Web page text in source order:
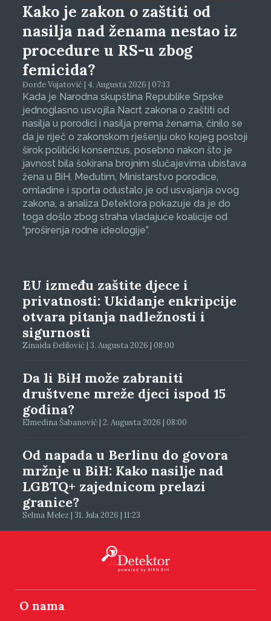
Kako je zakon o zaštiti od
nasilja nad ženama nestao iz
procedure u RS-u zbog
femicida?
Đorđe Vujatović | 4. Augusta 2026 | 07:13
Kada je Narodna skupština Republike Srpske
jednoglasno usvojila Nacrt zakona o zaštiti od
nasilja u porodici i nasilja prema ženama, činilo se
da je riječ o zakonskom rješenju oko kojeg postoji
širok politički konsenzus, posebno nakon što je
javnost bila šokirana brojnim slučajevima ubistava
žena u BiH. Međutim, Ministarstvo porodice,
omladine i sporta odustalo je od usvajanja ovog
zakona, a analiza Detektora pokazuje da je do
toga došlo zbog straha vladajuće koalicije od
“proširenja rodne ideologije”.
EU između zaštite djece i
privatnosti: Ukidanje enkripcije
otvara pitanja nadležnosti i
sigurnosti
Zinaida Đelilović | 3. Augusta 2026 | 08:00
Da li BiH može zabraniti
društvene mreže djeci ispod 15
godina?
Elmedina Šabanović | 2. Augusta 2026 | 08:00
Od napada u Berlinu do govora
mržnje u BiH: Kako nasilje nad
LGBTQ+ zajednicom prelazi
granice?
Selma Melez | 31. Jula 2026 | 11:23
O nama